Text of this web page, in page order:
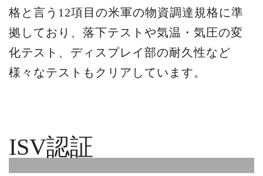
格と言う12項目の米軍の物資調達規格に準
拠しており、落下テストや気温・気圧の変
化テスト、ディスプレイ部の耐久性など
様々なテストもクリアしています。
ISV認証